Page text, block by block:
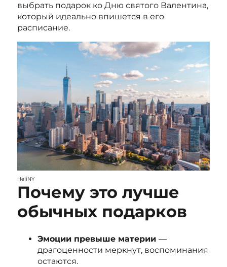
выбрать подарок ко Дню святого Валентина,
который идеально впишется в его
расписание.
HeliNY
Почему это лучше
обычных подарков
Эмоции превыше материи —
драгоценности меркнут, воспоминания
остаются.